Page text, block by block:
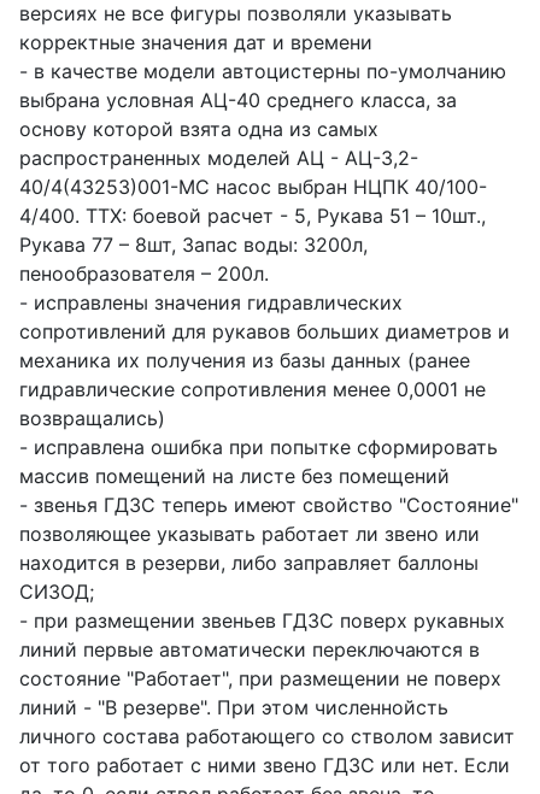
версиях не все фигуры позволяли указывать
корректные значения дат и времени
- в качестве модели автоцистерны по-умолчанию
выбрана условная АЦ-40 среднего класса, за
основу которой взята одна из самых
распространенных моделей АЦ - АЦ-3,2-
40/4(43253)001-МС насос выбран НЦПК 40/100-
4/400. ТТХ: боевой расчет - 5, Рукава 51 – 10шт.,
Рукава 77 – 8шт, Запас воды: 3200л,
пенообразователя – 200л.
- исправлены значения гидравлических
сопротивлений для рукавов больших диаметров и
механика их получения из базы данных (ранее
гидравлические сопротивления менее 0,0001 не
возвращались)
- исправлена ошибка при попытке сформировать
массив помещений на листе без помещений
- звенья ГДЗС теперь имеют свойство "Состояние"
позволяющее указывать работает ли звено или
находится в резерви, либо заправляет баллоны
СИЗОД;
- при размещении звеньев ГДЗС поверх рукавных
линий первые автоматически переключаются в
состояние "Работает", при размещении не поверх
линий - "В резерве". При этом численнойсть
личного состава работающего со стволом зависит
от того работает с ними звено ГДЗС или нет. Если